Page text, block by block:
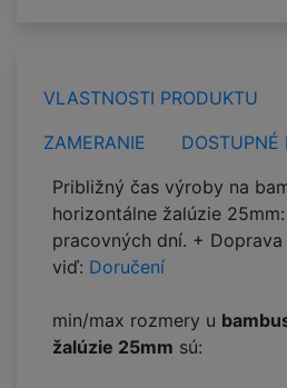
VLASTNOSTI PRODUKTU
ZAMERANIE
DOSTUPNÉ
Približný čas výroby na
horizontálne žalúzie
pracovných dní. +
viď: Doručení
min/max rozmery u
žalúzie 25mm sú: